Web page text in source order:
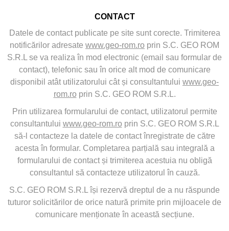
CONTACT
Datele de contact publicate pe site sunt corecte. Trimiterea
notificărilor adresate www.geo-rom.ro prin S.C. GEO ROM
S.R.L se va realiza în mod electronic (email sau formular de
contact), telefonic sau în orice alt mod de comunicare
disponibil atât utilizatorului cât și consultantului www.geo-
rom.roprin S.C. GEO ROM S.R.L.
Prin utilizarea formularului de contact, utilizatorul permite
consultantului www.geo-rom.roprin S.C. GEO ROM S.R.L
să-l contacteze la datele de contact înregistrate de către
acesta în formular. Completarea parțială sau integrală a
formularului de contact și trimiterea acestuia nu obligă
consultantul să contacteze utilizatorul în cauză.
S.C. GEO ROM S.R.L își rezervă dreptul de a nu răspunde
tuturor solicitărilor de orice natură primite prin mijloacele de
comunicare menționate în această secțiune.